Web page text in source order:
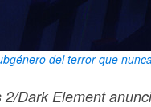
del terror que
2/Dark Element